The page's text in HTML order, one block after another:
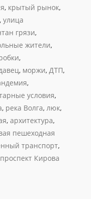
, крытый рынок,
, улица
грязи,
жители,
,
, моржи, ДТП,
,
условия,
, река Волга, люк,
, архитектура,
пешеходная
транспорт,
проспект Кирова